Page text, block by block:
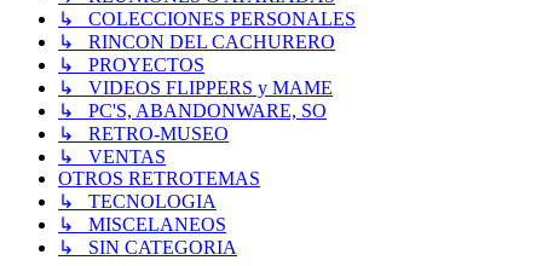
↳ COLECCIONES PERSONALES
↳ RINCON DEL CACHURERO
↳ PROYECTOS
↳ VIDEOS FLIPPERS y MAME
↳ PC'S, ABANDONWARE, SO
↳ RETRO-MUSEO
↳ VENTAS
OTROS RETROTEMAS
↳ TECNOLOGIA
↳ MISCELANEOS
↳ SIN CATEGORIA